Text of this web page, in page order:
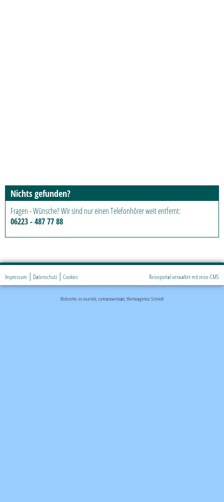
Nichts gefunden?
Fragen - Wünsche? Wir sind nur einen Telefonhörer weit entfernt:
06223 - 487 77 88
Impressum | Datenschutz | Cookies Reiseportal verwaltet mit reise-CMS
Bildrechte: es-touristik, contrastwerkstatt, Werbeagentur Schmidt